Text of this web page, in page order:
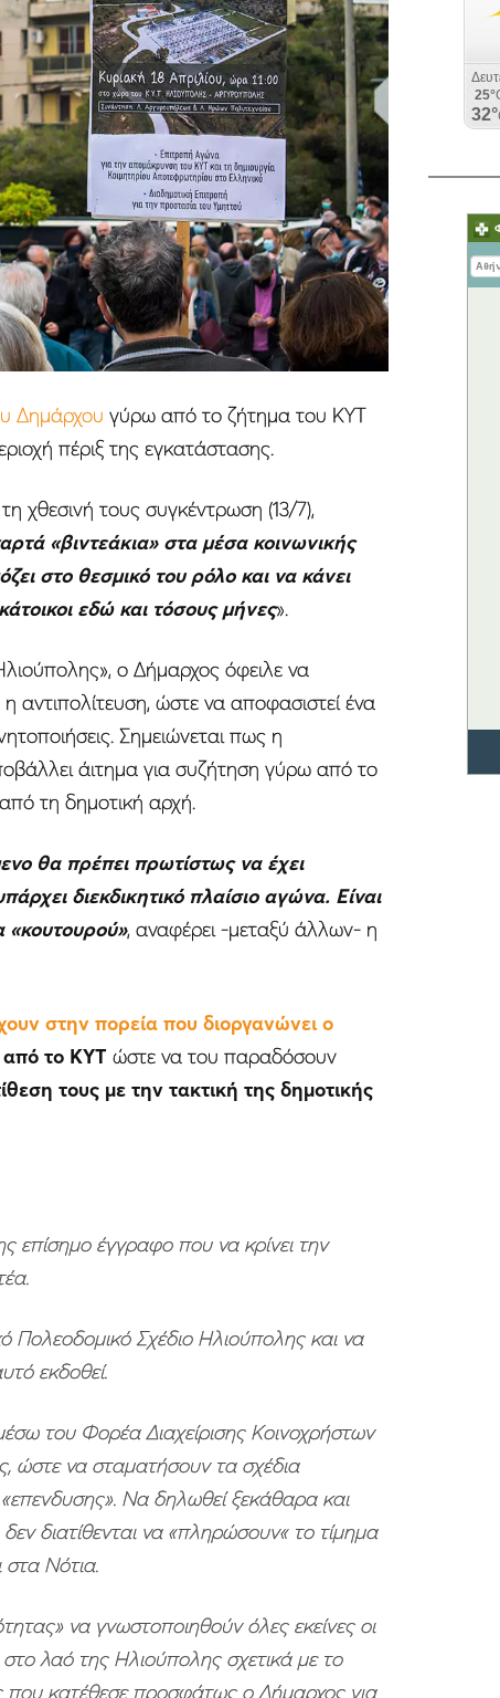
Δημάρχου γύρω από το ζήτημα του ΚΥΤ
πέριξ της εγκατάστασης.
χθεσινή τους συγκέντρωση (13/7),
«βιντεάκια» στα μέσα κοινωνικής
στο θεσμικό του ρόλο και να κάνει
εδώ και τόσους μήνες».
ο Δήμαρχος όφειλε να
αντιπολίτευση, ώστε να αποφασιστεί ένα
Σημειώνεται πως η
άιτημα για συζήτηση γύρω από το
τη δημοτική αρχή.
θα πρέπει πρωτίστως να έχει
διεκδικητικό πλαίσιο αγώνα. Είναι
«κουτουρού», αναφέρει -μεταξύ άλλων- η
στην πορεία που διοργανώνει ο
από το ΚΥΤ ώστε να του παραδόσουν
τους με την τακτική της δημοτικής
επίσημο έγγραφο που να κρίνει την
Πολεοδομικό Σχέδιο Ηλιούπολης και να
εκδοθεί.
του Φορέα Διαχείρισης Κοινοχρήστων
ώστε να σταματήσουν τα σχέδια
Να δηλωθεί ξεκάθαρα και
διατίθενται να «πληρώσουν« το τίμημα
στα Νότια.
να γνωστοποιηθούν όλες εκείνες οι
λαό της Ηλιούπολης σχετικά με το
που κατέθεσε προσφάτως ο Δήμαρχος για